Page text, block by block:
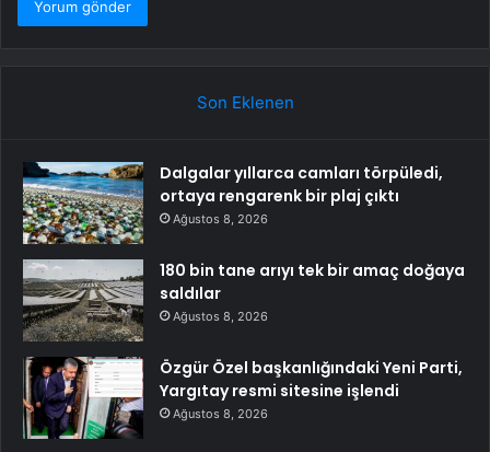
Son Eklenen
Dalgalar yıllarca camları törpüledi,
ortaya rengarenk bir plaj çıktı
Ağustos 8, 2026
180 bin tane arıyı tek bir amaç doğaya
saldılar
Ağustos 8, 2026
Özgür Özel başkanlığındaki Yeni Parti,
Yargıtay resmi sitesine işlendi
Ağustos 8, 2026